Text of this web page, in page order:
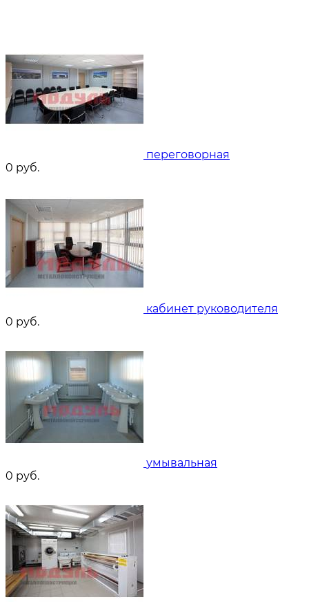
переговорная
0 руб.
кабинет руководителя
0 руб.
умывальная
0 руб.